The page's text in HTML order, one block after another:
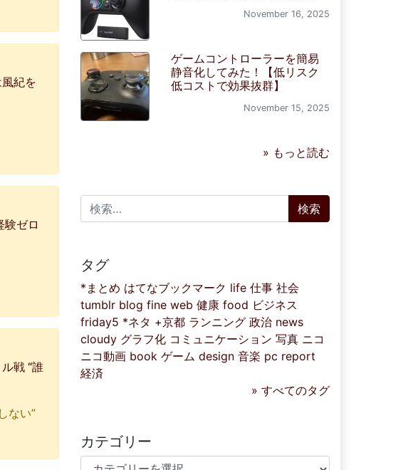
紀を
験ゼロ
戦 “誰
ない”
November 16, 2025
ゲームコントローラーを簡易
静音化してみた！【低リスク
低コストで効果抜群】
November 15, 2025
» もっと読む
検索:
タグ
*まとめ はてなブックマーク life 仕事 社会
tumblr blog fine web 健康 food ビジネス
friday5 *ネタ +京都 ランニング 政治 news
cloudy グラフ化 コミュニケーション 写真 ニコ
ニコ動画 book ゲーム design 音楽 pc report
経済
» すべてのタグ
カテゴリー
カテゴリー